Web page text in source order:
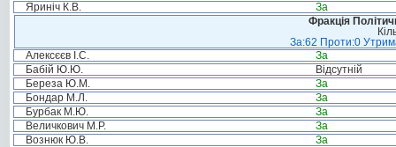
Яриніч К.В.
За
Фракція
За:62 Проти:0
Алексєєв І.С.
За
Бабій Ю.Ю.
Відсутній
Береза Ю.М.
За
Бондар М.Л.
За
Бурбак М.Ю.
За
Величкович М.Р.
За
Вознюк Ю.В.
За